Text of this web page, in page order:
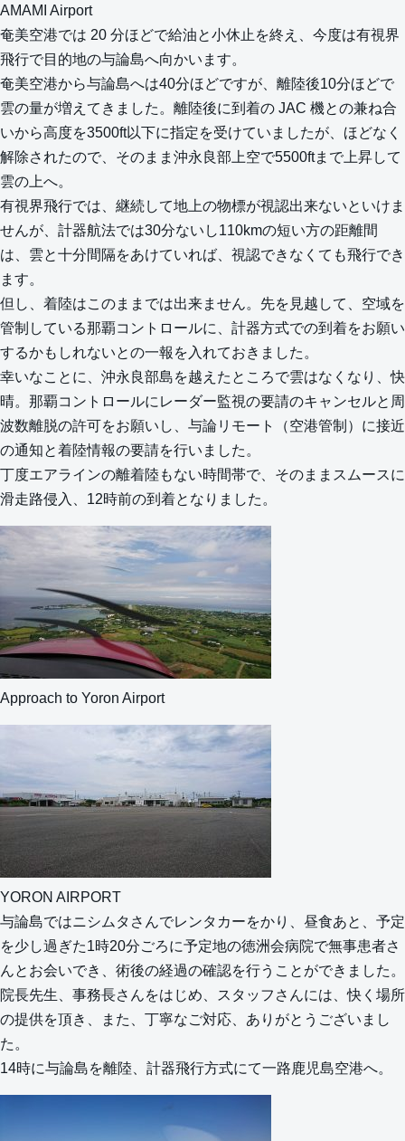
AMAMI Airport
奄美空港では 20 分ほどで給油と小休止を終え、今度は有視界
飛行で目的地の与論島へ向かいます。
奄美空港から与論島へは40分ほどですが、離陸後10分ほどで
雲の量が増えてきました。離陸後に到着の JAC 機との兼ね合
いから高度を3500ft以下に指定を受けていましたが、ほどなく
解除されたので、そのまま沖永良部上空で5500ftまで上昇して
雲の上へ。
有視界飛行では、継続して地上の物標が視認出来ないといけま
せんが、計器航法では30分ないし110kmの短い方の距離間
は、雲と十分間隔をあけていれば、視認できなくても飛行でき
ます。
但し、着陸はこのままでは出来ません。先を見越して、空域を
管制している那覇コントロールに、計器方式での到着をお願い
するかもしれないとの一報を入れておきました。
幸いなことに、沖永良部島を越えたところで雲はなくなり、快
晴。那覇コントロールにレーダー監視の要請のキャンセルと周
波数離脱の許可をお願いし、与論リモート（空港管制）に接近
の通知と着陸情報の要請を行いました。
丁度エアラインの離着陸もない時間帯で、そのままスムースに
滑走路侵入、12時前の到着となりました。
Approach to Yoron Airport
YORON AIRPORT
与論島ではニシムタさんでレンタカーをかり、昼食あと、予定
を少し過ぎた1時20分ごろに予定地の徳洲会病院で無事患者さ
んとお会いでき、術後の経過の確認を行うことができました。
院長先生、事務長さんをはじめ、スタッフさんには、快く場所
の提供を頂き、また、丁寧なご対応、ありがとうございまし
た。
14時に与論島を離陸、計器飛行方式にて一路鹿児島空港へ。